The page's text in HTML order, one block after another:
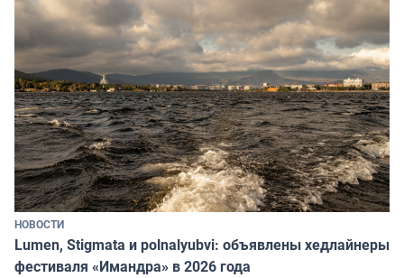
НОВОСТИ
Lumen, Stigmata и polnalyubvi: объявлены хедлайнеры
фестиваля «Имандра» в 2026 года